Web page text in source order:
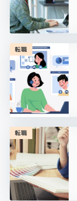
転職
転職